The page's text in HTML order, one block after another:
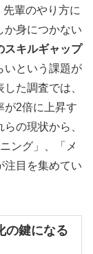
輩のやり方に
か身につかない
スキルギャップ
いという課題が
た調査では、
が2倍に上昇す
の現状から、
ング」、「メ
注目を集めてい
の鍵になる